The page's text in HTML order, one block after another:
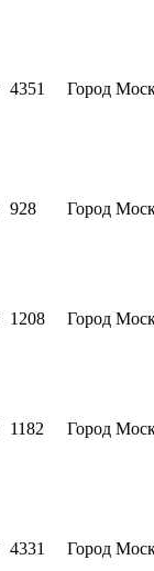
4351 Город
928 Город
1208 Город
1182 Город
4331 Город